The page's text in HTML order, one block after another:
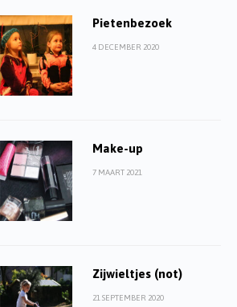
Pietenbezoek
4 DECEMBER 2020
Make-up
7 MAART 2021
Zijwieltjes (not)
21 SEPTEMBER 2020